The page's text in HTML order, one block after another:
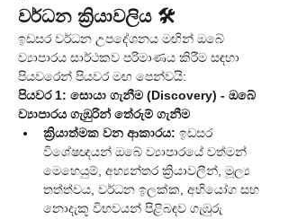
වර්ධන ක්‍රියාවලිය 🛠️
ඉඩසර වර්ධන උපදේශනය මඟින් ඔබේ
ව්‍යාපාරය සාර්ථකව පරිමාණය කිරීම සඳහා
පියවරෙන් පියවර මඟ පෙන්වයි:
පියවර 1: සොයා ගැනීම (Discovery) - ඔබේ
ව්‍යාපාරය ගැඹුරින් තේරුම් ගැනීම
ක්‍රියාත්මක වන ආකාරය: ඉඩසර
විශේෂඥයන් ඔබේ ව්‍යාපාරයේ වත්මන්
මෙහෙයුම්, අභ්‍යන්තර ක්‍රියාවලීන්, මූල්‍ය
තත්ත්වය, වර්ධන ඉලක්ක, අභියෝග සහ
නොදැකූ විභවයන් පිළිබඳව ගැඹුරු